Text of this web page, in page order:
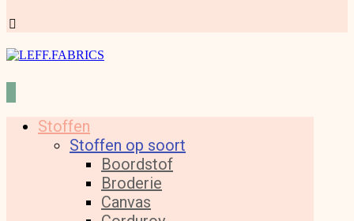
Stoffen
Stoffen op soort
Boordstof
Broderie
Canvas